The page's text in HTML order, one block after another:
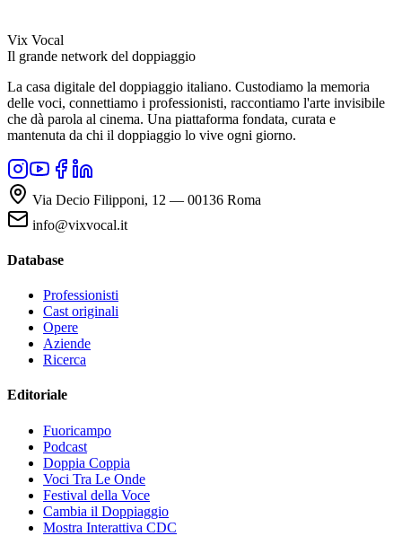
Vix Vocal
Il grande network del doppiaggio
La casa digitale del doppiaggio italiano. Custodiamo la memoria
delle voci, connettiamo i professionisti, raccontiamo l'arte invisibile
che dà parola al cinema. Una piattaforma fondata, curata e
mantenuta da chi il doppiaggio lo vive ogni giorno.
Via Decio Filipponi, 12 — 00136 Roma
info@vixvocal.it
Database
Professionisti
Cast originali
Opere
Aziende
Ricerca
Editoriale
Fuoricampo
Podcast
Doppia Coppia
Voci Tra Le Onde
Festival della Voce
Cambia il Doppiaggio
Mostra Interattiva CDC